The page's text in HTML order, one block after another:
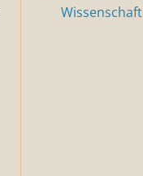
Wissenschaft